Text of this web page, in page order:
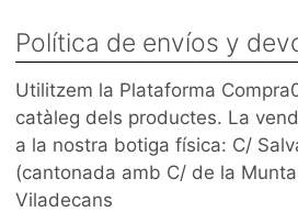
Política de envíos y
Utilitzem la Plataforma
catàleg dels productes. La
a la nostra botiga física: C/
(cantonada amb C/ de la
Viladecans